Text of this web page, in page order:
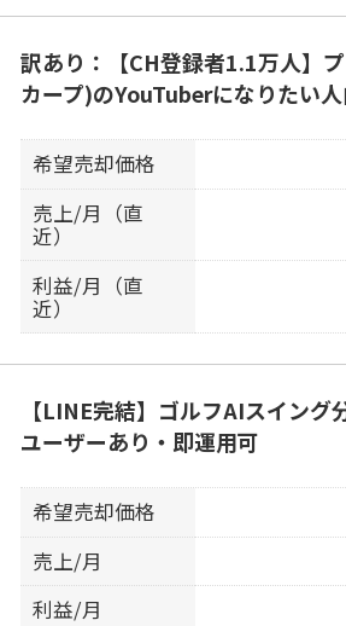
訳あり：【CH登録者1.1万人】
カープ)のYouTuberになりたい
希望売却価格
売上/月（直
近）
利益/月（直
近）
【LINE完結】ゴルフAIスイング
ユーザーあり・即運用可
希望売却価格
売上/月
利益/月